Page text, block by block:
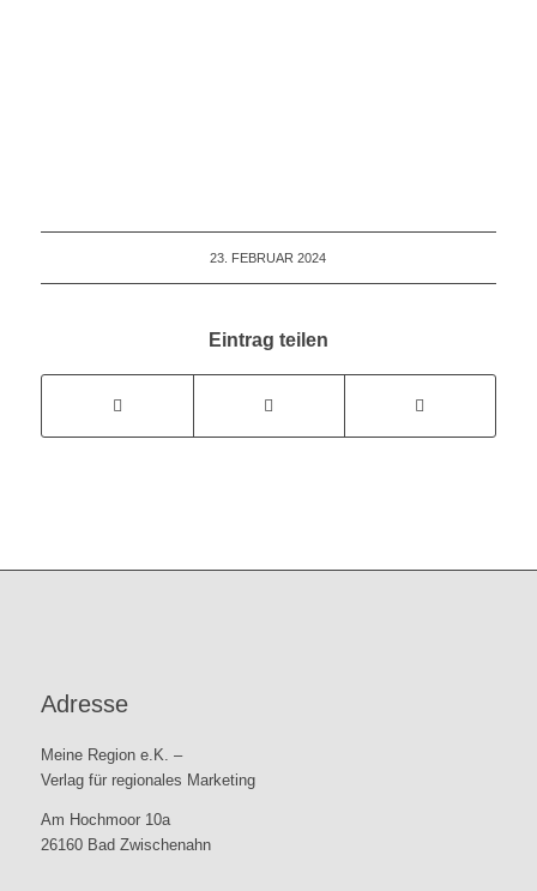
23. FEBRUAR 2024
Eintrag teilen
Adresse
Meine Region e.K. –
Verlag für regionales Marketing
Am Hochmoor 10a
26160 Bad Zwischenahn